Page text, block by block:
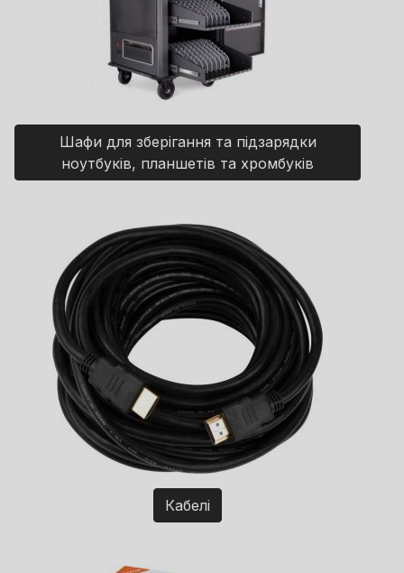
Шафи для зберігання та підзарядки
ноутбуків, планшетів та хромбуків
Кабелі